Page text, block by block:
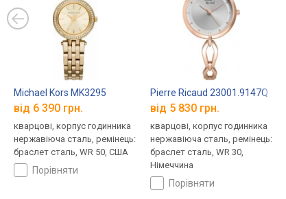
Michael Kors MK3295
від 6 390 грн.
кварцові, корпус годинника
нержавіюча сталь, ремінець:
браслет сталь, WR 50, США
порівняти
Pierre Ricaud 23001.9147Q
від 5 830 грн.
кварцові, корпус годинника
нержавіюча сталь, ремінець:
браслет сталь, WR 30,
Німеччина
порівняти